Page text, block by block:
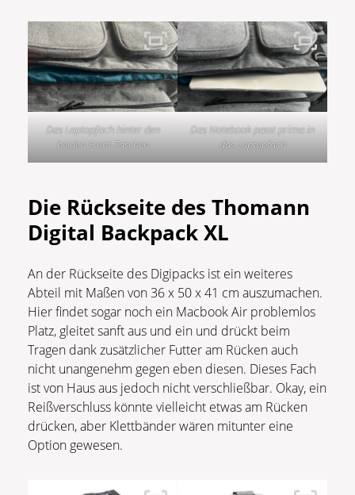
Das Laptopfach hinter den
beiden Front-Taschen
Das Notebook passt prima in
das Laptopfach
Die Rückseite des Thomann
Digital Backpack XL
An der Rückseite des Digipacks ist ein weiteres
Abteil mit Maßen von 36 x 50 x 41 cm auszumachen.
Hier findet sogar noch ein Macbook Air problemlos
Platz, gleitet sanft aus und ein und drückt beim
Tragen dank zusätzlicher Futter am Rücken auch
nicht unangenehm gegen eben diesen. Dieses Fach
ist von Haus aus jedoch nicht verschließbar. Okay, ein
Reißverschluss könnte vielleicht etwas am Rücken
drücken, aber Klettbänder wären mitunter eine
Option gewesen.